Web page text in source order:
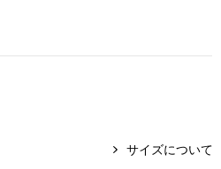
デニム
サイズについて